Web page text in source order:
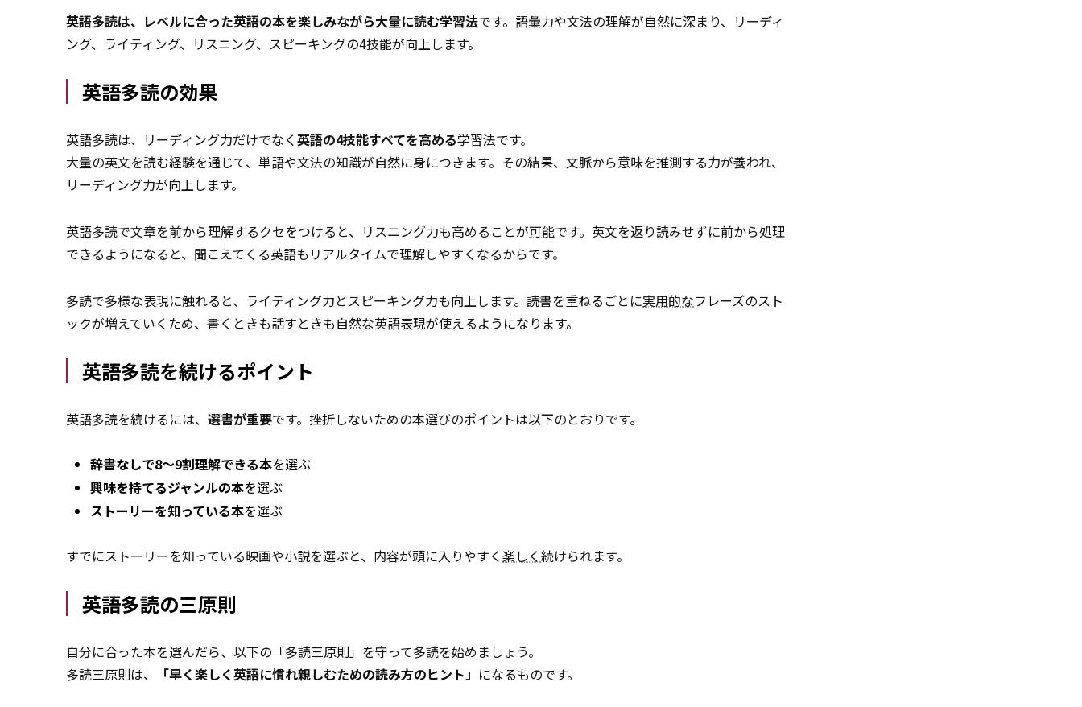
英語多読は、レベルに合った英語の本を楽しみながら大量に読む学習法です。語彙力や文法の理解が自然に深まり、リーディ
ング、ライティング、リスニング、スピーキングの4技能が向上します。
英語多読の効果
英語多読は、リーディング力だけでなく英語の4技能すべてを高める学習法です。
大量の英文を読む経験を通じて、単語や文法の知識が自然に身につきます。その結果、文脈から意味を推測する力が養われ、
リーディング力が向上します。
英語多読で文章を前から理解するクセをつけると、リスニング力も高めることが可能です。英文を返り読みせずに前から処理
できるようになると、聞こえてくる英語もリアルタイムで理解しやすくなるからです。
多読で多様な表現に触れると、ライティング力とスピーキング力も向上します。読書を重ねるごとに実用的なフレーズのスト
ックが増えていくため、書くときも話すときも自然な英語表現が使えるようになります。
英語多読を続けるポイント
英語多読を続けるには、 選書が重要です。挫折しないための本選びのポイントは以下のとおりです。
辞書なしで8～9割理解できる本を選ぶ
興味を持てるジャンルの本を選ぶ
ストーリーを知っている本を選ぶ
すでにストーリーを知っている映画や小説を選ぶと、内容が頭に入りやすく楽しく続けられます。
英語多読の三原則
自分に合った本を選んだら、以下の「多読三原則」を守って多読を始めましょう。
多読三原則は、
「早く楽しく英語に慣れ親しむための読み方のヒント」 になるものです。